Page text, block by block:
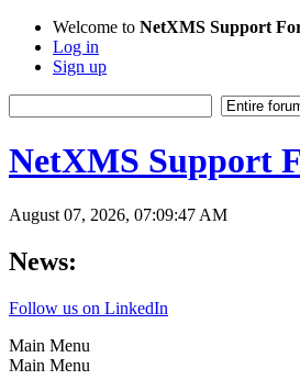
Welcome to NetXMS Support
Log in
Sign up
NetXMS Support
August 07, 2026, 07:09:47 AM
News:
Follow us on LinkedIn
Main Menu
Main Menu